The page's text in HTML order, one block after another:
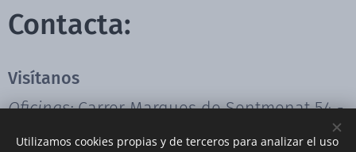
Contacta:
Visítanos
Oficinas:Carrer Marques de Sentmenat 54 -
58, Despacho 2, Planta Baja, 08029
Utilizamos cookies propias y de terceros para analizar el uso